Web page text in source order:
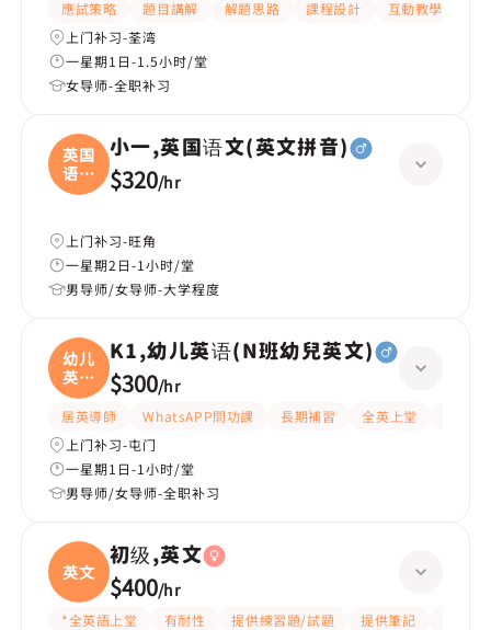
應試策略 題目講解 解題思路 課程設計 互動教學
上门补习-荃湾
一星期1日-1.5小时/堂
女导师-全职补习
英国
语文
(
小一,英国语文(英文拼音)
$320/hr
上门补习-旺角
一星期2日-1小时/堂
男导师/女导师-大学程度
幼儿
英语
(
K1,幼儿英语(N班幼兒英文)
$300/hr
居英導師 WhatsAPP問功課 長期補習 全英上堂
上门补习-屯门
一星期1日-1小时/堂
男导师/女导师-全职补习
英文
初级,英文
$400/hr
*全英語上堂 有耐性 提供練習題/試題 提供筆記